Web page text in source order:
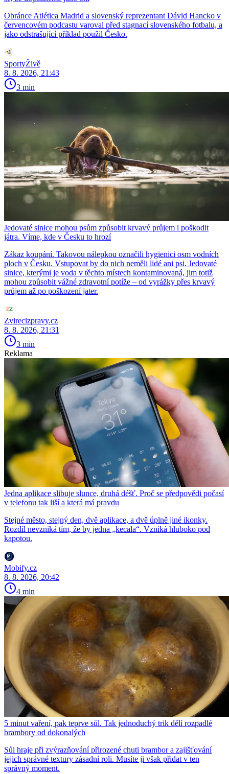
Obránce Atlética Madrid a slovenský reprezentant Dávid Hancko v
červencovém podcastu varoval před stagnací slovenského fotbalu, a
jako odstrašující příklad použil Česko.
SportyŽivě
8. 8. 2026, 21:43
3 min
Jedovaté sinice mohou psům způsobit krvavý průjem i poškodit
játra. Víme, kde v Česku to hrozí
Zákaz koupání. Takovou nálepkou označili hygienici osm vodních
ploch v Česku. Vstupovat by do nich neměli lidé ani psi. Jedovaté
sinice, kterými je voda v těchto místech kontaminovaná, jim totiž
mohou způsobit vážné zdravotní potíže – od vyrážky přes krvavý
průjem až po poškození jater.
Zvirecizpravy.cz
8. 8. 2026, 21:31
3 min
Reklama
Jedna aplikace slibuje slunce, druhá déšť. Proč se předpovědi počasí
v telefonu tak liší a která má pravdu
Stejné město, stejný den, dvě aplikace, a dvě úplně jiné ikonky.
Rozdíl nevzniká tím, že by jedna „kecala“. Vzniká hluboko pod
kapotou.
Mobify.cz
8. 8. 2026, 20:42
4 min
5 minut vaření, pak teprve sůl. Tak jednoduchý trik dělí rozpadlé
brambory od dokonalých
Sůl hraje při zvýrazňování přirozené chuti brambor a zajišťování
jejich správné textury zásadní roli. Musíte ji však přidat v ten
správný moment.